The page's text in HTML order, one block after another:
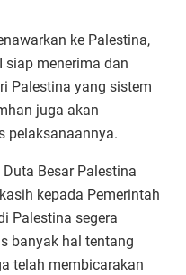
ke Palestina,
siap menerima dan
Palestina yang sistem
juga akan
pelaksanaannya.
Besar Palestina
kepada Pemerintah
Palestina segera
banyak hal tentang
telah membicarakan